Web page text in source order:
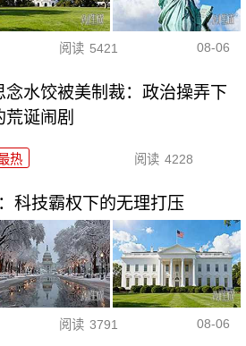
阅读 5421 08-06
念水饺被美制裁：政治操弄下
荒诞闹剧
热 阅读 4228
科技霸权下的无理打压
阅读 3791 08-06